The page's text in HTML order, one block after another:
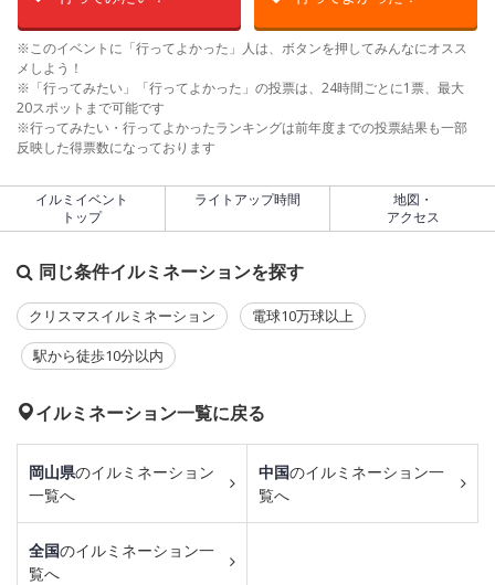
※このイベントに「行ってよかった」人は、ボタンを押してみんなにオスス
メしよう！
※「行ってみたい」「行ってよかった」の投票は、24時間ごとに1票、最大
20スポットまで可能です
※行ってみたい・行ってよかったランキングは前年度までの投票結果も一部
反映した得票数になっております
イルミイベント
トップ
ライトアップ時間
地図・
アクセス
同じ条件イルミネーションを探す
クリスマスイルミネーション
電球10万球以上
駅から徒歩10分以内
イルミネーション一覧に戻る
岡山県のイルミネーション
一覧へ
中国のイルミネーション一
覧へ
全国のイルミネーション一
覧へ